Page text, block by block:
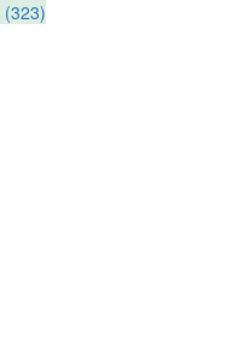
(323)